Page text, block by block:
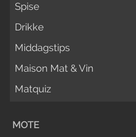
Spise
Drikke
Middagstips
Maison Mat & Vin
Matquiz
MOTE